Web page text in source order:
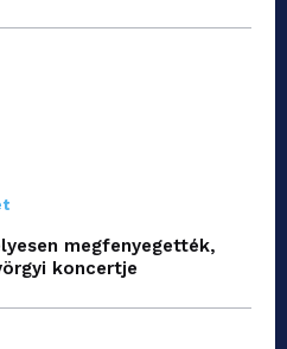
megfenyegették,
koncertje